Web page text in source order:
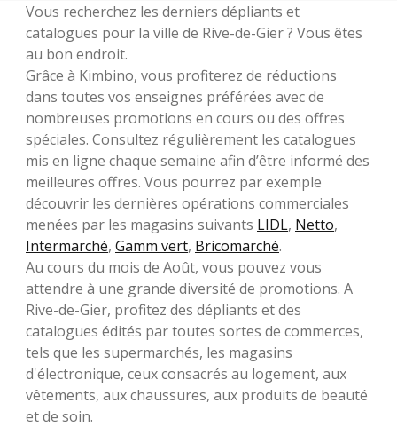
Vous recherchez les derniers dépliants et
catalogues pour la ville de Rive-de-Gier ? Vous êtes
au bon endroit.
Grâce à Kimbino, vous profiterez de réductions
dans toutes vos enseignes préférées avec de
nombreuses promotions en cours ou des offres
spéciales. Consultez régulièrement les catalogues
mis en ligne chaque semaine afin d’être informé des
meilleures offres. Vous pourrez par exemple
découvrir les dernières opérations commerciales
menées par les magasins suivants LIDL, Netto,
Intermarché, Gamm vert, Bricomarché.
Au cours du mois de Août, vous pouvez vous
attendre à une grande diversité de promotions. A
Rive-de-Gier, profitez des dépliants et des
catalogues édités par toutes sortes de commerces,
tels que les supermarchés, les magasins
d'électronique, ceux consacrés au logement, aux
vêtements, aux chaussures, aux produits de beauté
et de soin.